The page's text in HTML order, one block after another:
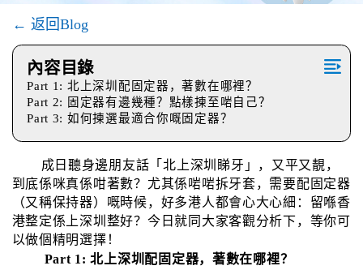
← 返回Blog
內容目錄
Part 1: 北上深圳配固定器，著數在哪裡？
Part 2: 固定器有邊幾種？點樣揀至啱自己？
Part 3: 如何揀選最適合你嘅固定器？
成日聽身邊朋友話「北上深圳睇牙」，又平又靚，
到底係咪真係咁著數？尤其係啱啱拆牙套，需要配固定器
（又稱保持器）嘅時候，好多港人都會心大心細：留喺香
港整定係上深圳整好？今日就同大家客觀分析下，等你可
以做個精明選擇！
Part 1: 北上深圳配固定器，著數在哪裡？